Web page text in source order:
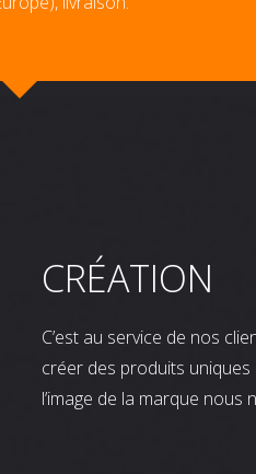
CRÉATION
C’est au service de nos
créer des produits
l’image de la marque